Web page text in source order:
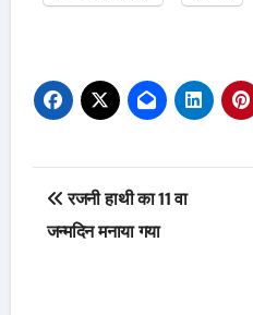
Post
navigation
रजनी हाथी का 11 वा
जन्मदिन मनाया गया